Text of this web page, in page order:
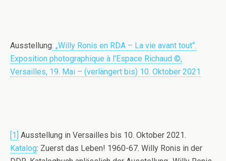
Ausstellung: „Willy Ronis en RDA – La vie avant tout“.
Exposition photographique à l’Espace Richaud ©,
Versailles, 19. Mai – (verlängert bis) 10. Oktober 2021
[1] Ausstellung in Versailles bis 10. Oktober 2021.
Katalog: Zuerst das Leben! 1960-67. Willy Ronis in der